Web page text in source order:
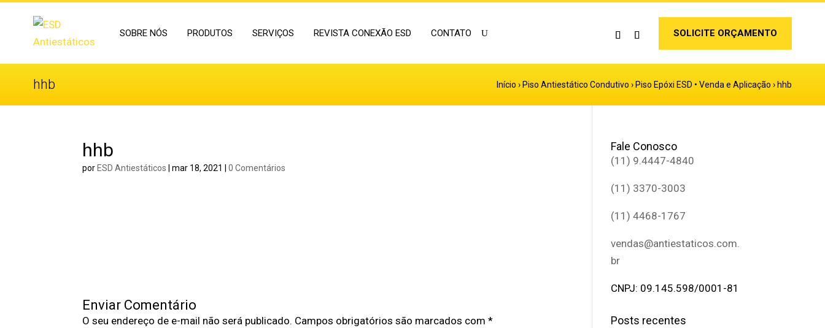
SOBRE NÓS PRODUTOS SERVIÇOS REVISTA CONEXÃO ESD CONTATO SOLICITE ORÇAMENTO
hhb Início › Piso Antiestático Condutivo › Piso Epóxi ESD • Venda e Aplicação › hhb
hhb
por ESD Antiestáticos |mar 18, 2021 |0 Comentários
Enviar Comentário
O seu endereço de e-mail não será publicado. Campos obrigatórios são marcados com*
Fale Conosco
(11) 9.4447-4840
(11) 3370-3003
(11) 4468-1767
vendas@antiestaticos.com.
br
CNPJ: 09.145.598/0001-81
Posts recentes